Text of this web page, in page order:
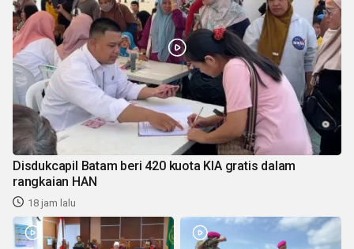
Disdukcapil Batam beri 420 kuota KIA gratis dalam
rangkaian HAN
18 jam lalu